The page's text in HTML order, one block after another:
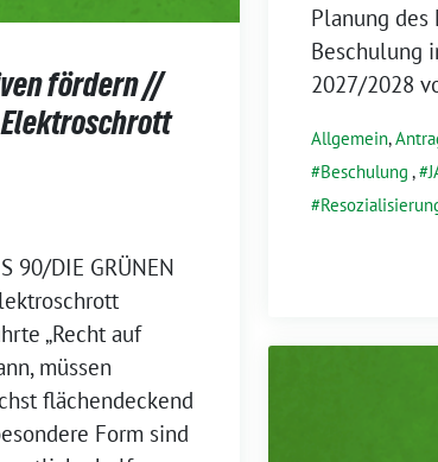
Planung des
Beschulung
2027/2028
Allgemein,
Beschulung ,
fördern //
90/DIE GRÜNEN
„Recht auf
müssen
flächendeckend
Form sind